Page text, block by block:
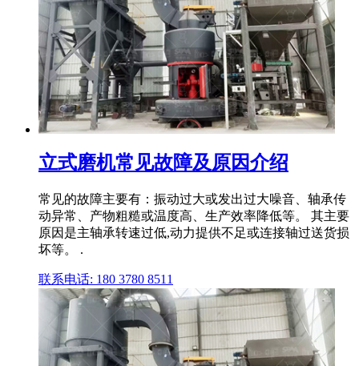
立式磨机常见故障及原因介绍
常见的故障主要有：振动过大或发出过大噪音、轴承传
动异常、产物粗糙或温度高、生产效率降低等。 其主要
原因是主轴承转速过低,动力提供不足或连接轴过送货损
坏等。 .
联系电话: 180 3780 8511